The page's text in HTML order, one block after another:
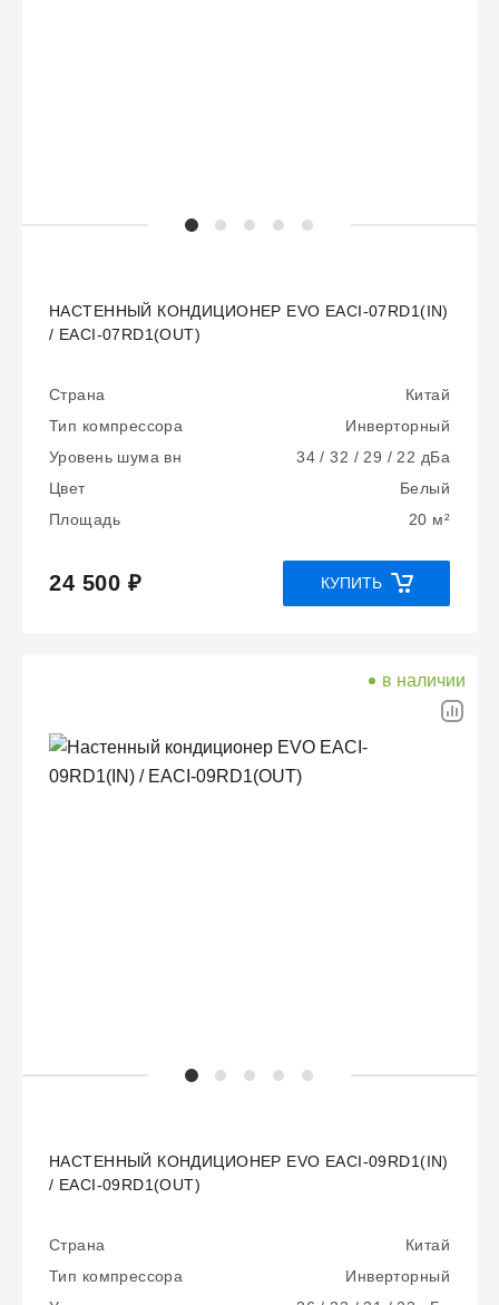
НАСТЕННЫЙ КОНДИЦИОНЕР EVO EACI-07RD1(IN)
/ EACI-07RD1(OUT)
Страна
Китай
Тип компрессора
Инверторный
Уровень шума вн
34 / 32 / 29 / 22 дБа
Цвет
Белый
Площадь
20 м²
24 500 ₽ КУПИТЬ
в наличии
НАСТЕННЫЙ КОНДИЦИОНЕР EVO EACI-09RD1(IN)
/ EACI-09RD1(OUT)
Страна
Китай
Тип компрессора
Инверторный